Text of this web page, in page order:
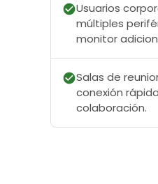
Usuarios
múltiples
monitor
Salas de
conexión
colaboración.